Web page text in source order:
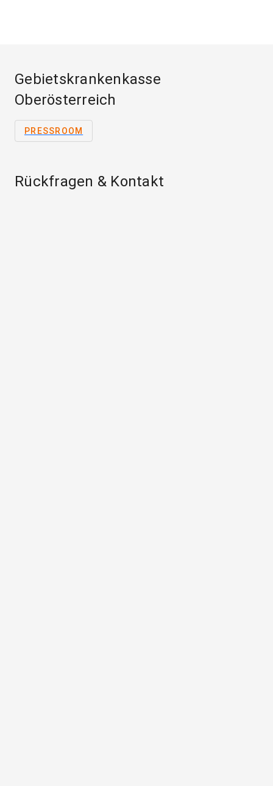
Gebietskrankenkasse
Oberösterreich
PRESSROOM
Rückfragen & Kontakt